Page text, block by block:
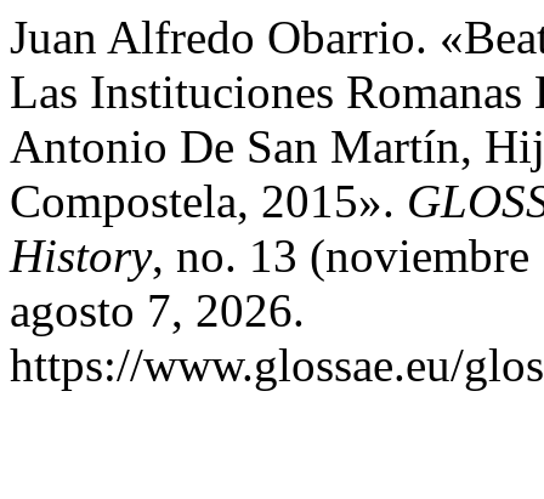
Juan Alfredo Obarrio.
Las Instituciones
Antonio De San Martín,
Compostela, 2015».
History, no. 13
agosto 7, 2026.
https://www.glossae.eu/